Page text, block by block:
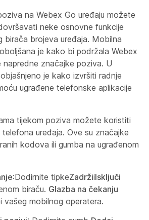
na Webex Go uređaju možete
neke osnovne funkcije
birača brojeva uređaja. Mobilna
je kako bi podržala Webex
napredne značajke poziva. U
je kako izvršiti radnje
ugrađene telefonske aplikacije
tijekom poziva možete koristiti
telefona uređaja. Ove su značajke
kodova ili gumba na ugrađenom
:Dodirnite tipkeZadržiiIsključi
biraču. Glazba na čekanju
vašeg mobilnog operatera.